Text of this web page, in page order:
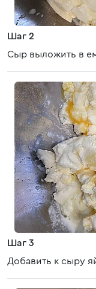
Шаг 2
Сыр выложить в
Шаг 3
Добавить к сыру